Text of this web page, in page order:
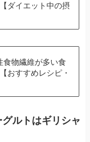
ダイエット中の摂
食物繊維が多い食
おすすめレシピ・
ルトはギリシャ